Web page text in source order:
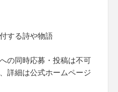
する詩や物語
の同時応募・投稿は不可
詳細は公式ホームページ